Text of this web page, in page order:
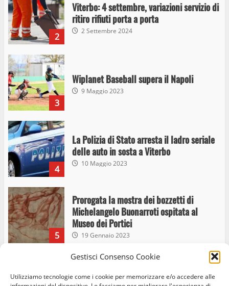
Gestisci Consenso Cookie
Utilizziamo tecnologie come i cookie per memorizzare e/o accedere alle
2
Viterbo: 4 settembre, variazioni servizio di
ritiro rifiuti porta a porta
2 Settembre 2024
3
Wiplanet Baseball supera il Napoli
9 Maggio 2023
4
La Polizia di Stato arresta il ladro seriale
delle auto in sosta a Viterbo
10 Maggio 2023
5
Prorogata la mostra dei bozzetti di
Michelangelo Buonarroti ospitata al
Museo dei Portici
19 Gennaio 2023
Trasporto pubblico locale, trasferimento
capolinea al terminal Riello dal 15 al 17